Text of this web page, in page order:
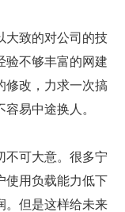
大致的对公司的技
验不够丰富的网建
修改，力求一次搞
易中途换人。
不可大意。很多宁
使用负载能力低下
。但是这样给未来